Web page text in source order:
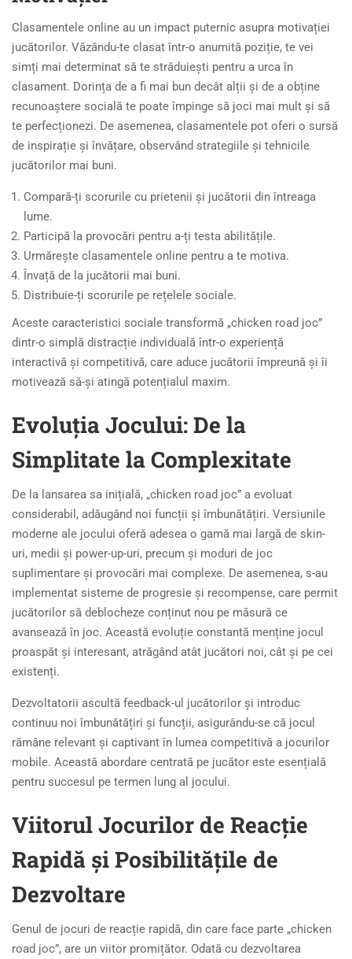
Clasamentele online au un impact puternic asupra motivației
jucătorilor. Văzându-te clasat într-o anumită poziție, te vei
simți mai determinat să te străduiești pentru a urca în
clasament. Dorința de a fi mai bun decât alții și de a obține
recunoaștere socială te poate împinge să joci mai mult și să
te perfecționezi. De asemenea, clasamentele pot oferi o sursă
de inspirație și învățare, observând strategiile și tehnicile
jucătorilor mai buni.
Compară-ți scorurile cu prietenii și jucătorii din întreaga
lume.
Participă la provocări pentru a-ți testa abilitățile.
Urmărește clasamentele online pentru a te motiva.
Învață de la jucătorii mai buni.
Distribuie-ți scorurile pe rețelele sociale.
Aceste caracteristici sociale transformă „chicken road joc”
dintr-o simplă distracție individuală într-o experiență
interactivă și competitivă, care aduce jucătorii împreună și îi
motivează să-și atingă potențialul maxim.
Evoluția Jocului: De la
Simplitate la Complexitate
De la lansarea sa inițială, „chicken road joc” a evoluat
considerabil, adăugând noi funcții și îmbunătățiri. Versiunile
moderne ale jocului oferă adesea o gamă mai largă de skin-
uri, medii și power-up-uri, precum și moduri de joc
suplimentare și provocări mai complexe. De asemenea, s-au
implementat sisteme de progresie și recompense, care permit
jucătorilor să deblocheze conținut nou pe măsură ce
avansează în joc. Această evoluție constantă menține jocul
proaspăt și interesant, atrăgând atât jucători noi, cât și pe cei
existenți.
Dezvoltatorii ascultă feedback-ul jucătorilor și introduc
continuu noi îmbunătățiri și funcții, asigurându-se că jocul
rămâne relevant și captivant în lumea competitivă a jocurilor
mobile. Această abordare centrată pe jucător este esențială
pentru succesul pe termen lung al jocului.
Viitorul Jocurilor de Reacție
Rapidă și Posibilitățile de
Dezvoltare
Genul de jocuri de reacție rapidă, din care face parte „chicken
road joc”, are un viitor promițător. Odată cu dezvoltarea